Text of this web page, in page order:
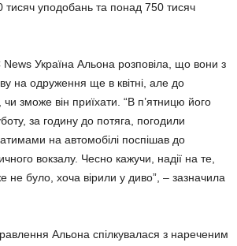
уподобань та понад 750 тисяч
Україна Альона розповіла, що вони з
на одруження ще в квітні, але до
зможе він приїхати. “В п’ятницю його
за годину до потяга, погодили
на автомобілі поспішав до
вокзалу. Чесно кажучи, надії на те,
не було, хоча вірили у диво”, – зазначила
Альона спілкувалася з нареченим